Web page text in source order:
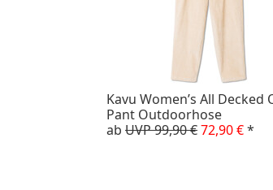
Kavu Women’s All Decked
Pant Outdoorhose
ab UVP 99,90 €72,90 €*